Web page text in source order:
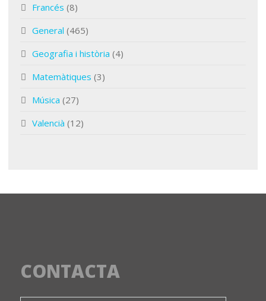
Francés (8)
General (465)
Geografia i història (4)
Matemàtiques (3)
Música (27)
Valencià (12)
CONTACTA